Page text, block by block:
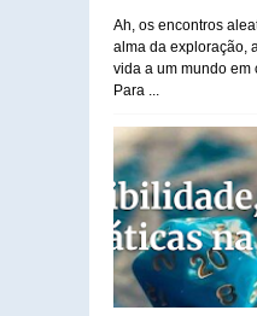
Ah, os encontros
alma da exploração,
vida a um mundo em
Para ...